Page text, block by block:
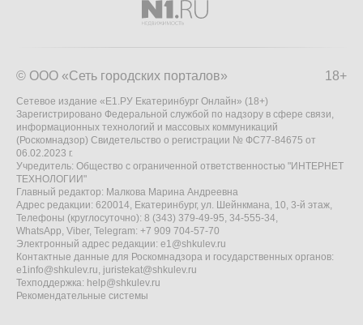
18+
© ООО «Сеть городских порталов»
Сетевое издание «Е1.РУ Екатеринбург Онлайн» (18+)
Зарегистрировано Федеральной службой по надзору в сфере связи,
информационных технологий и массовых коммуникаций
(Роскомнадзор) Свидетельство о регистрации № ФС77-84675 от
06.02.2023 г.
Учредитель: Общество с ограниченной ответственностью "ИНТЕРНЕТ
ТЕХНОЛОГИИ"
Главный редактор: Малкова Марина Андреевна
Адрес редакции: 620014, Екатеринбург, ул. Шейнкмана, 10, 3-й этаж,
Телефоны (круглосуточно): 8 (343) 379-49-95, 34-555-34,
WhatsApp, Viber, Telegram: +7 909 704-57-70
Электронный адрес редакции: e1@shkulev.ru
Контактные данные для Роскомнадзора и государственных органов:
e1info@shkulev.ru, juristekat@shkulev.ru
Техподдержка: help@shkulev.ru
Рекомендательные системы